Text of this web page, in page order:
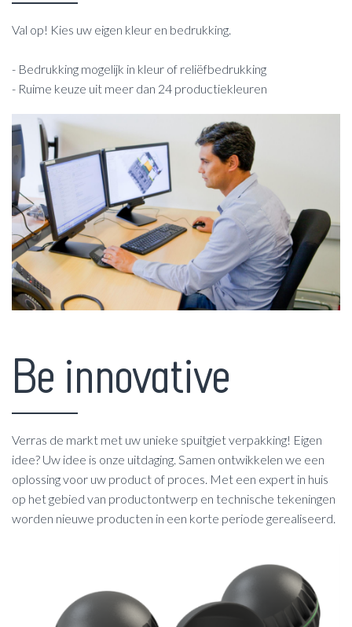
Val op! Kies uw eigen kleur en bedrukking.
- Bedrukking mogelijk in kleur of reliëfbedrukking
- Ruime keuze uit meer dan 24 productiekleuren
Be innovative
Verras de markt met uw unieke spuitgiet verpakking! Eigen
idee? Uw idee is onze uitdaging. Samen ontwikkelen we een
oplossing voor uw product of proces. Met een expert in huis
op het gebied van productontwerp en technische tekeningen
worden nieuwe producten in een korte periode gerealiseerd.